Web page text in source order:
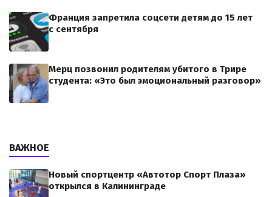
Франция запретила соцсети детям до 15 лет
с сентября
Мерц позвонил родителям убитого в Трире
студента: «Это был эмоциональный разговор»
ВАЖНОЕ
Новый спортцентр «Автотор Спорт Плаза»
открылся в Калининграде